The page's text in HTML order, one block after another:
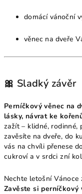
domácí vánoční
věnec na dveře
🎀 Sladký závěr
Perníčkový věnec na
lásky, návrat ke
zažít – klidné, rodinné,
zavěsíte na dveře, do
vás na chvíli přenese
cukroví a v srdci zní
Nechte letošní
Zavěste si perníčkový